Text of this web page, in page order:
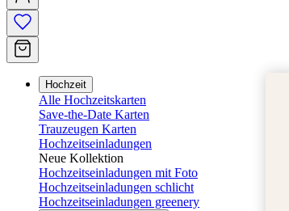
Hochzeit
Alle Hochzeitskarten
Save-the-Date Karten
Trauzeugen Karten
Hochzeitseinladungen
Neue Kollektion
Hochzeitseinladungen mit Foto
Hochzeitseinladungen schlicht
Hochzeitseinladungen greenery